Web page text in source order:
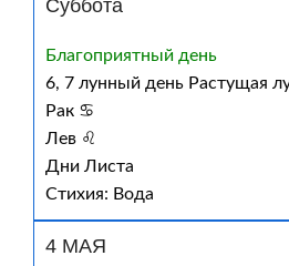
Суббота
Благоприятный день
6, 7 лунный день Растущая
Рак ♋
Лев ♌
Дни Листа
Стихия: Вода
4 МАЯ